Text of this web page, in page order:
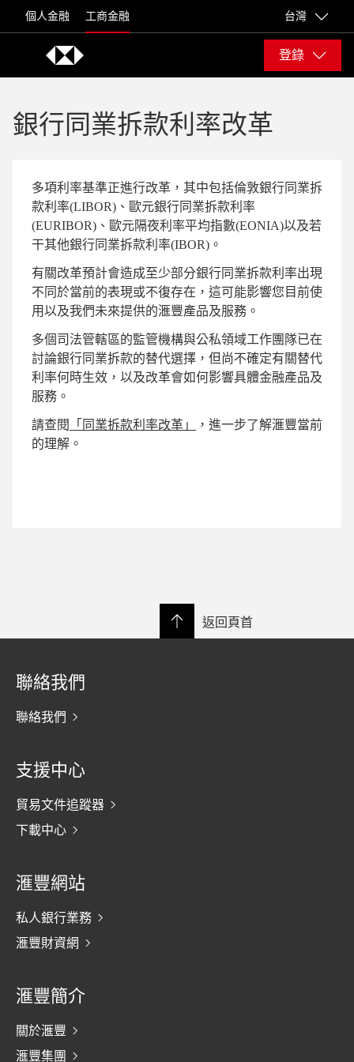
個人金融 工商金融 台灣
登錄
銀行同業拆款利率改革
多項利率基準正進行改革，其中包括倫敦銀行同業拆
款利率(LIBOR)、歐元銀行同業拆款利率
(EURIBOR)、歐元隔夜利率平均指數(EONIA)以及若
干其他銀行同業拆款利率(IBOR)。
有關改革預計會造成至少部分銀行同業拆款利率出現
不同於當前的表現或不復存在，這可能影響您目前使
用以及我們未來提供的滙豐產品及服務。
多個司法管轄區的監管機構與公私領域工作團隊已在
討論銀行同業拆款的替代選擇，但尚不確定有關替代
利率何時生效，以及改革會如何影響具體金融產品及
服務。
請查閱 「同業拆款利率改革」
，進一步了解滙豐當前
的理解。
返回頁首
聯絡我們
聯絡我們
支援中心
貿易文件追蹤器
下載中心
滙豐網站
私人銀行業務
滙豐財資網
滙豐簡介
關於滙豐
滙豐集團